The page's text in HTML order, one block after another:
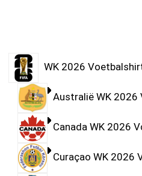
WK 2026
Australië WK
Canada WK 2026
Curaçao WK 2026